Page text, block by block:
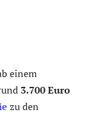
einem
3.700 Euro
zu den